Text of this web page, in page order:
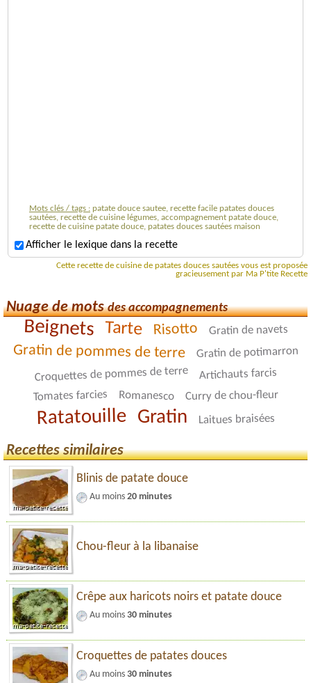
Mots clés / tags : patate douce sautee, recette facile patates douces
sautées, recette de cuisine légumes, accompagnement patate douce,
recette de cuisine patate douce, patates douces sautées maison
Afficher le lexique dans la recette
Cette recette de cuisine de patates douces sautées vous est proposée
gracieusement par Ma P'tite Recette
Nuage de motsdes accompagnements
Beignets Tarte Risotto Gratin de navets
Gratin de pommes de terre Gratin de potimarron
Croquettes de pommes de terre Artichauts farcis
Tomates farcies Romanesco Curry de chou-fleur
Ratatouille Gratin Laitues braisées
Recettes similaires
Blinis de patate douce
Au moins 20 minutes
Chou-fleur à la libanaise
Crêpe aux haricots noirs et patate douce
Au moins 30 minutes
Croquettes de patates douces
Au moins 30 minutes